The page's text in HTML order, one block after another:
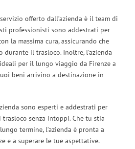
offerto dall’azienda è il team di
professionisti sono addestrati per
la massima cura, assicurando che
durante il trasloco. Inoltre, l’azienda
per il lungo viaggio da Firenze a
beni arrivino a destinazione in
sono esperti e addestrati per
senza intoppi. Che tu stia
termine, l’azienda è pronta a
e a superare le tue aspettative.